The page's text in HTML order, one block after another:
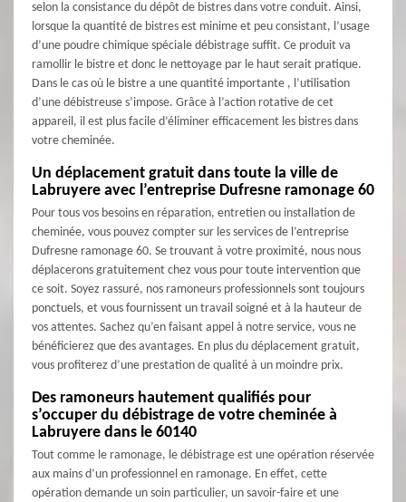
selon la consistance du dépôt de bistres dans votre conduit. Ainsi,
lorsque la quantité de bistres est minime et peu consistant, l’usage
d’une poudre chimique spéciale débistrage suffit. Ce produit va
ramollir le bistre et donc le nettoyage par le haut serait pratique.
Dans le cas où le bistre a une quantité importante , l’utilisation
d’une débistreuse s’impose. Grâce à l’action rotative de cet
appareil, il est plus facile d’éliminer efficacement les bistres dans
votre cheminée.
Un déplacement gratuit dans toute la ville de
Labruyere avec l’entreprise Dufresne ramonage 60
Pour tous vos besoins en réparation, entretien ou installation de
cheminée, vous pouvez compter sur les services de l’entreprise
Dufresne ramonage 60. Se trouvant à votre proximité, nous nous
déplacerons gratuitement chez vous pour toute intervention que
ce soit. Soyez rassuré, nos ramoneurs professionnels sont toujours
ponctuels, et vous fournissent un travail soigné et à la hauteur de
vos attentes. Sachez qu’en faisant appel à notre service, vous ne
bénéficierez que des avantages. En plus du déplacement gratuit,
vous profiterez d’une prestation de qualité à un moindre prix.
Des ramoneurs hautement qualifiés pour
s’occuper du débistrage de votre cheminée à
Labruyere dans le 60140
Tout comme le ramonage, le débistrage est une opération réservée
aux mains d’un professionnel en ramonage. En effet, cette
opération demande un soin particulier, un savoir-faire et une